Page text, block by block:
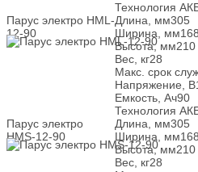
Парус электро HML-
12-90
Технология
Длина, мм305
Ширина, мм168
Высота, мм210
Вес, кг28
Макс. срок
Парус электро
HMS-12-90
Напряжение, В
Емкость, Ач90
Технология
Длина, мм305
Ширина, мм168
Высота, мм210
Вес, кг28